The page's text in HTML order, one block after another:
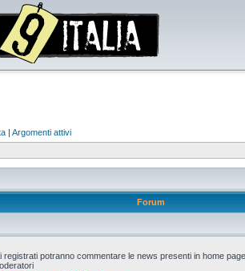
| Argomenti attivi
Forum
registrati potranno commentare le news presenti in home